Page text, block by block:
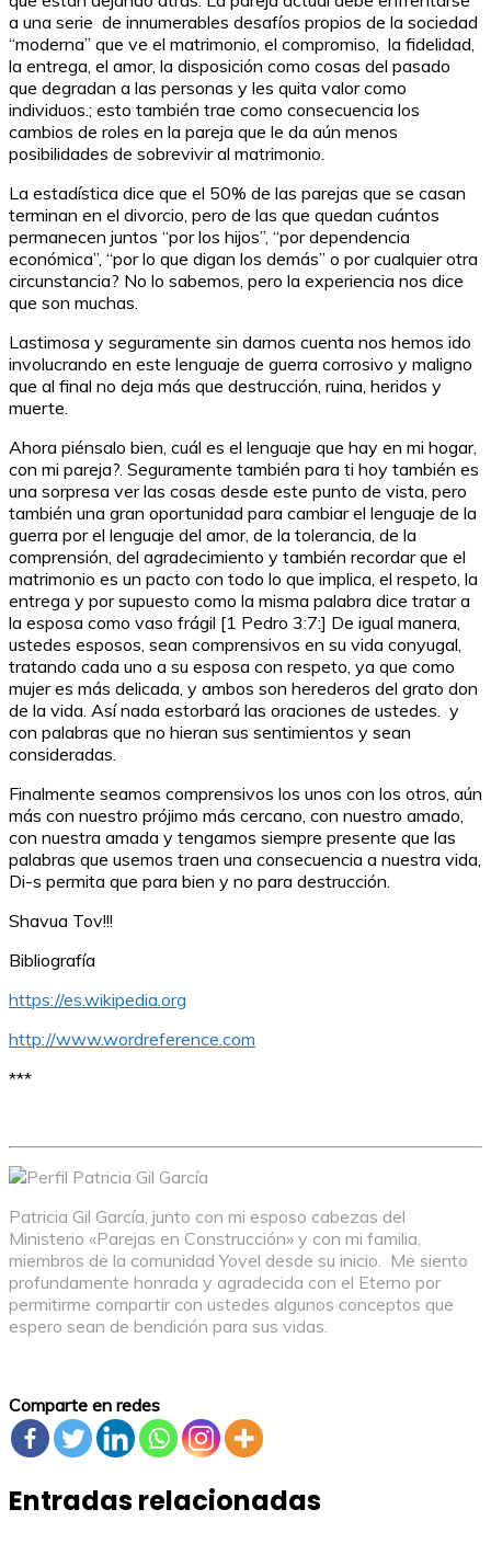
a una serie de innumerables desafíos propios de la sociedad
“moderna” que ve el matrimonio, el compromiso, la fidelidad,
la entrega, el amor, la disposición como cosas del pasado
que degradan a las personas y les quita valor como
individuos.; esto también trae como consecuencia los
cambios de roles en la pareja que le da aún menos
posibilidades de sobrevivir al matrimonio.
La estadística dice que el 50% de las parejas que se casan
terminan en el divorcio, pero de las que quedan cuántos
permanecen juntos “por los hijos”, “por dependencia
económica”, “por lo que digan los demás” o por cualquier otra
circunstancia? No lo sabemos, pero la experiencia nos dice
que son muchas.
Lastimosa y seguramente sin darnos cuenta nos hemos ido
involucrando en este lenguaje de guerra corrosivo y maligno
que al final no deja más que destrucción, ruina, heridos y
muerte.
Ahora piénsalo bien, cuál es el lenguaje que hay en mi hogar,
con mi pareja?. Seguramente también para ti hoy también es
una sorpresa ver las cosas desde este punto de vista, pero
también una gran oportunidad para cambiar el lenguaje de la
guerra por el lenguaje del amor, de la tolerancia, de la
comprensión, del agradecimiento y también recordar que el
matrimonio es un pacto con todo lo que implica, el respeto, la
entrega y por supuesto como la misma palabra dice tratar a
la esposa como vaso frágil [1 Pedro 3:7:] De igual manera,
ustedes esposos, sean comprensivos en su vida conyugal,
tratando cada uno a su esposa con respeto, ya que como
mujer es más delicada, y ambos son herederos del grato don
de la vida. Así nada estorbará las oraciones de ustedes. y
con palabras que no hieran sus sentimientos y sean
consideradas.
Finalmente seamos comprensivos los unos con los otros, aún
más con nuestro prójimo más cercano, con nuestro amado,
con nuestra amada y tengamos siempre presente que las
palabras que usemos traen una consecuencia a nuestra vida,
Di-s permita que para bien y no para destrucción.
Shavua Tov!!!
Bibliografía
https://es.wikipedia.org
http://www.wordreference.com
***
Patricia Gil García, junto con mi esposo cabezas del
Ministerio «Parejas en Construcción» y con mi familia,
miembros de la comunidad Yovel desde su inicio. Me siento
profundamente honrada y agradecida con el Eterno por
permitirme compartir con ustedes algunos conceptos que
espero sean de bendición para sus vidas.
Comparte en redes
Entradas relacionadas